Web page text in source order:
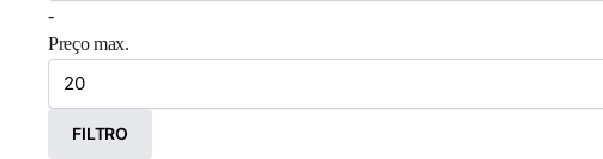
-
Preço max.
FILTRO